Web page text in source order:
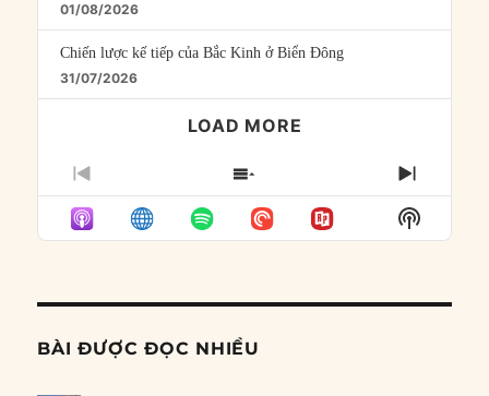
01/08/2026
Chiến lược kế tiếp của Bắc Kinh ở Biển Đông
31/07/2026
LOAD MORE
PREVIOUS
EPISODE
SHOW
EPISODES
LIST
NEXT
Show
Podcast
BÀI ĐƯỢC ĐỌC NHIỀU